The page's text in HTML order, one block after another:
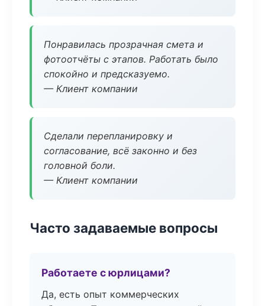
Понравилась прозрачная смета и
фотоотчёты с этапов. Работать было
спокойно и предсказуемо.
— Клиент компании
Сделали перепланировку и
согласование, всё законно и без
головной боли.
— Клиент компании
Часто задаваемые вопросы
Работаете с юрлицами?
Да, есть опыт коммерческих